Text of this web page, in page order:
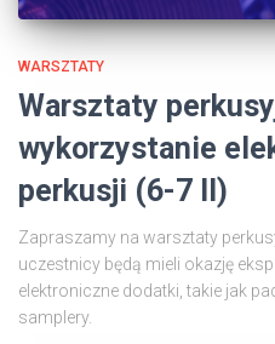
WARSZTATY
Warsztaty
wykorzystanie
perkusji (6-7 II)
Zapraszamy na warsztaty
uczestnicy będą mieli okazję
elektroniczne dodatki, takie jak
samplery.